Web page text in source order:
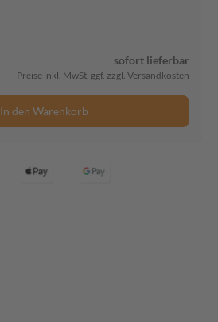
sofort lieferbar
Preise inkl. MwSt. ggf. zzgl. Versandkosten
In den Warenkorb